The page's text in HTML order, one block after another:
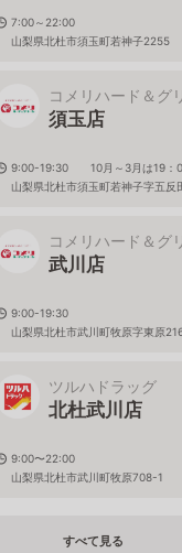
7:00～22:00
山梨県北杜市須玉町若神子2255
コメリハード＆グ
須玉店
9:00-19:30 10月～3月は19：
山梨県北杜市須玉町若神子字五反
コメリハード＆グ
武川店
9:00-19:30
山梨県北杜市武川町牧原字東原
ツルハドラッグ
北杜武川店
9:00〜22:00
山梨県北杜市武川町牧原708-1
すべて見る